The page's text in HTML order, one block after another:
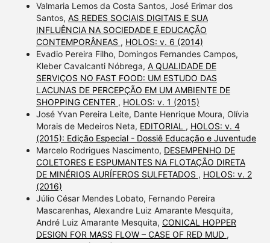
Valmaria Lemos da Costa Santos, José Erimar dos
Santos, AS REDES SOCIAIS DIGITAIS E SUA
INFLUÊNCIA NA SOCIEDADE E EDUCAÇÃO
CONTEMPORÂNEAS , HOLOS: v. 6 (2014)
Evadio Pereira Filho, Domingos Fernandes Campos,
Kleber Cavalcanti Nóbrega, A QUALIDADE DE
SERVIÇOS NO FAST FOOD: UM ESTUDO DAS
LACUNAS DE PERCEPÇÃO EM UM AMBIENTE DE
SHOPPING CENTER , HOLOS: v. 1 (2015)
José Yvan Pereira Leite, Dante Henrique Moura, Olívia
Morais de Medeiros Neta, EDITORIAL , HOLOS: v. 4
(2015): Edição Especial - Dossiê Educação e Juventude
Marcelo Rodrigues Nascimento, DESEMPENHO DE
COLETORES E ESPUMANTES NA FLOTAÇÃO DIRETA
DE MINÉRIOS AURÍFEROS SULFETADOS , HOLOS: v. 2
(2016)
Júlio César Mendes Lobato, Fernando Pereira
Mascarenhas, Alexandre Luiz Amarante Mesquita,
André Luiz Amarante Mesquita, CONICAL HOPPER
DESIGN FOR MASS FLOW – CASE OF RED MUD ,